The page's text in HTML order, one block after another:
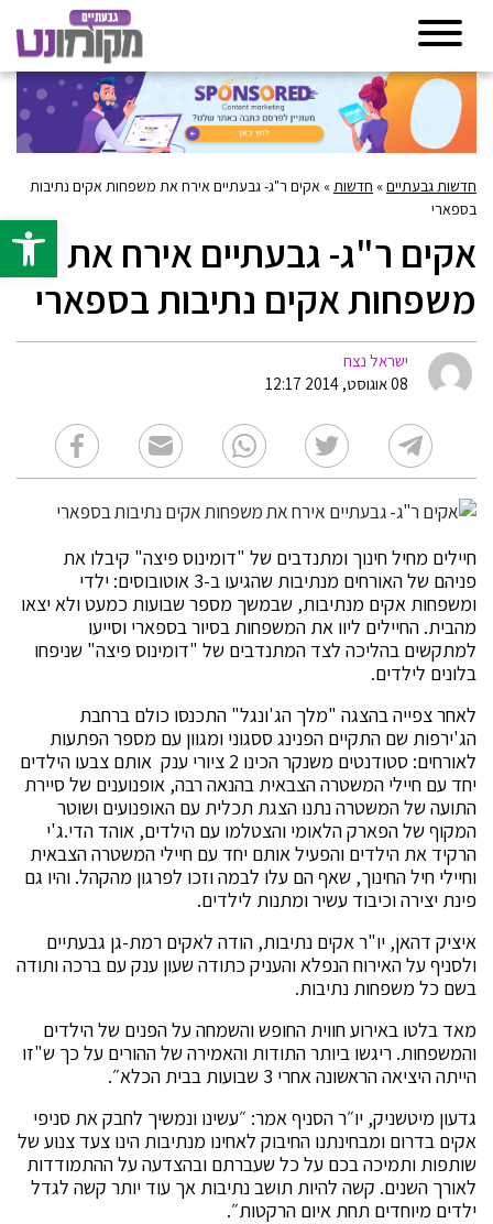
פתח
חדשות גבעתיים» חדשות » אקים ר"ג- גבעתיים אירח את משפחות אקים נתיבות
בספארי
אקים ר"ג- גבעתיים אירח את
משפחות אקים נתיבות בספארי
ישראל נצח
08 אוגוסט, 2014 12:17
חיילים מחיל חינוך ומתנדבים של "דומינוס פיצה" קיבלו את
פניהם של האורחים מנתיבות שהגיעו ב-3 אוטובוסים: ילדי
ומשפחות אקים מנתיבות, שבמשך מספר שבועות כמעט ולא יצאו
מהבית. החיילים ליוו את המשפחות בסיור בספארי וסייעו
למתקשים בהליכה לצד המתנדבים של "דומינוס פיצה" שניפחו
בלונים לילדים.
לאחר צפייה בהצגה "מלך הג'ונגל" התכנסו כולם ברחבת
הג'ירפות שם התקיים הפנינג ססגוני ומגוון עם מספר הפתעות
לאורחים: סטודנטים משנקר הכינו 2 ציורי ענק אותם צבעו הילדים
יחד עם חיילי המשטרה הצבאית בהנאה רבה, אופנוענים של סיירת
התועה של המשטרה נתנו הצגת תכלית עם האופנועים ושוטר
המקוף של הפארק הלאומי והצטלמו עם הילדים, אוהד הדי.ג'י
הרקיד את הילדים והפעיל אותם יחד עם חיילי המשטרה הצבאית
וחיילי חיל החינוך, שאף הם עלו לבמה וזכו לפרגון מהקהל. והיו גם
פינת יצירה וכיבוד עשיר ומתנות לילדים.
איציק דהאן, יו"ר אקים נתיבות, הודה לאקים רמת-גן גבעתיים
ולסניף על האירוח הנפלא והעניק כתודה שעון ענק עם ברכה ותודה
בשם כל משפחות נתיבות.
מאד בלטו באירוע חווית החופש והשמחה על הפנים של הילדים
והמשפחות. ריגשו ביותר התודות והאמירה של ההורים על כך ש"זו
הייתה היציאה הראשונה אחרי 3 שבועות בבית הכלא״.
גדעון מיטשניק, יו״ר הסניף אמר: ״עשינו ונמשיך לחבק את סניפי
אקים בדרום ומבחינתנו החיבוק לאחינו מנתיבות הינו צעד צנוע של
שותפות ותמיכה בכם על כל שעברתם ובהצדעה על ההתמודדות
לאורך השנים. קשה להיות תושב נתיבות אך עוד יותר קשה לגדל
ילדים מיוחדים תחת איום הרקטות״.